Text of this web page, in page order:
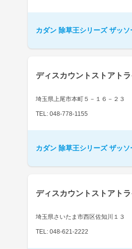
カダン 除草王シリーズ ザッ
ディスカウントストアト
埼玉県上尾市本町５－１６－２３
TEL: 048-778-1155
カダン 除草王シリーズ ザッ
ディスカウントストアト
埼玉県さいたま市西区佐知川１３
TEL: 048-621-2222